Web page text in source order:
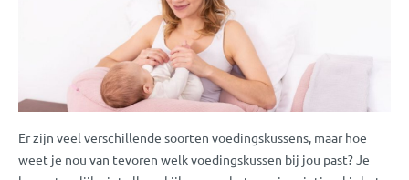
Er zijn veel verschillende soorten voedingskussens, maar hoe
weet je nou van tevoren welk voedingskussen bij jou past? Je